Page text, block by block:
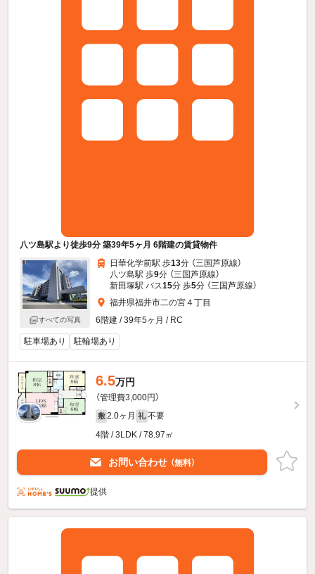
八ツ島駅より徒歩9分 築39年5ヶ月 6階建の賃貸物件
すべての写真
日華化学前駅 歩13分 （三国芦原線）
八ツ島駅 歩9分 （三国芦原線）
新田塚駅 バス15分 歩5分 （三国芦原線）
福井県福井市二の宮４丁目
6階建 / 39年5ヶ月 / RC
駐車場あり 駐輪場あり
6.5万円
（管理費3,000円）
敷 2.0ヶ月 礼 不要
4階 / 3LDK / 78.97㎡
お問い合わせ （無料）
提供